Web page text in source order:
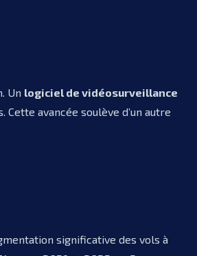
Un logiciel de vidéosurveillance
avancée soulève d’un autre
significative des vols à